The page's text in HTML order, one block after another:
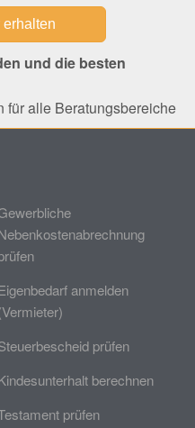
und die besten
für alle Beratungsbereiche
anmelden
prüfen
berechnen
prüfen